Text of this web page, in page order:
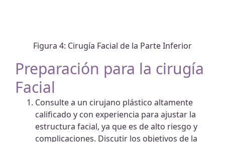
Figura 4: Cirugía Facial de la Parte Inferior
Preparación para la cirugía
Facial
Consulte a un cirujano plástico altamente
calificado y con experiencia para ajustar la
estructura facial, ya que es de alto riesgo y
complicaciones. Discutir los objetivos de la